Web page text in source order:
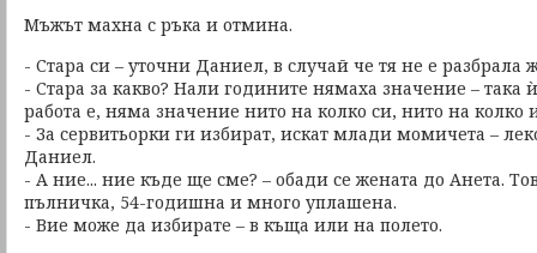
Мъжът махна с ръка и отмина.
- Стара си – уточни Даниел, в случай че тя не е разбрала
- Стара за какво? Нали годините нямаха значение – така
работа е, няма значение нито на колко си, нито на колко
- За сервитьорки ги избират, искат млади момичета –
Даниел.
- А ние... ние къде ще сме? – обади се жената до Анета.
пълничка, 54-годишна и много уплашена.
- Вие може да избирате – в къща или на полето.